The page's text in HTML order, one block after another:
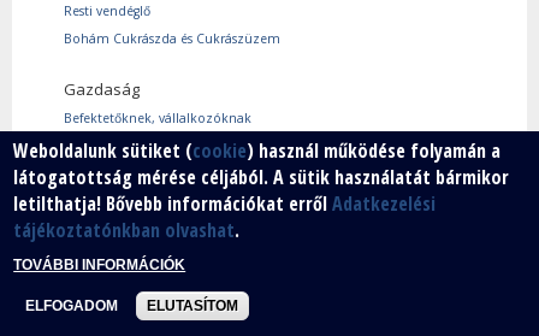
Resti vendéglő
Bohám Cukrászda és Cukrászüzem
Gazdaság
Befektetőknek, vállalkozóknak
Használtcikk piac
Márkáink
Szabad vállalkozói zóna
Vállalkozók
Weboldalunk sütiket (cookie) használ működése folyamán a
látogatottság mérése céljából. A sütik használatát bármikor
letilthatja! Bővebb információkat errőlAdatkezelési
tájékoztatónkban olvashat.
TOVÁBBI INFORMÁCIÓK
ELFOGADOM ELUTASÍTOM